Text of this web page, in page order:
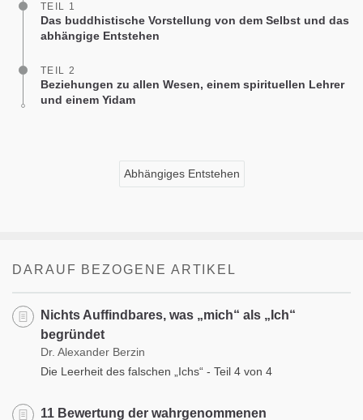
TEIL 1
Das buddhistische Vorstellung von dem Selbst und das
abhängige Entstehen
TEIL 2
Beziehungen zu allen Wesen, einem spirituellen Lehrer
und einem Yidam
Abhängiges Entstehen
DARAUF BEZOGENE ARTIKEL
Nichts Auffindbares, was „mich“ als „Ich“
begründet
Dr. Alexander Berzin
Die Leerheit des falschen „Ichs“ - Teil 4 von 4
11 Bewertung der wahrgenommenen